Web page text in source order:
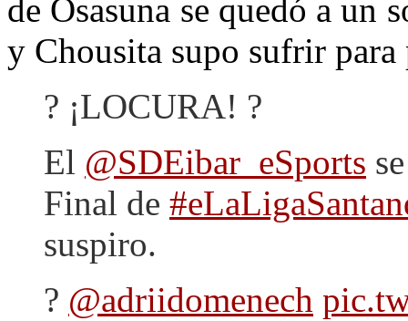
de Osasuna se quedó a un
y Chousita supo sufrir para
? ¡LOCURA! ?
El @SDEibar_eSports
Final de
suspiro.
? @adriidomenech